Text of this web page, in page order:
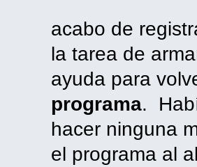
acabo de
la tarea de
ayuda para
programa.
hacer ninguna
el programa al